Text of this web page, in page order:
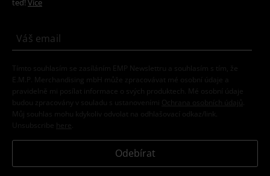
teď! Více
Tímto souhlasím se zasíláním EMP Newslettru a souhlasím s tím, že
E.M.P. Merchandising mbH může zpracovávat mé osobní údaje a
pravidelně mi posílat informace o svých produktech. Mé osobní údaje
budou zpracovány v souladu s ustanoveními
Ochrana osobních údajů
Můj souhlas mohu kdykoliv odvolat na odhlašovací odkaz/link.
Unsubscribe here
Odebírat